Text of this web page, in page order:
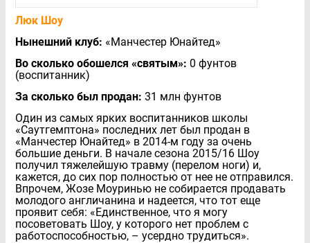
Люк Шоу
Нынешний клуб: «Манчестер Юнайтед»
Во сколько обошелся «святым»: 0 фунтов
(воспитанник)
За сколько был продан: 31 млн фунтов
Один из самых ярких воспитанников школы
«Саутгемптона» последних лет был продан в
«Манчестер Юнайтед» в 2014-м году за очень
большие деньги. В начале сезона 2015/16 Шоу
получил тяжелейшую травму (перелом ноги) и,
кажется, до сих пор полностью от нее не отправился.
Впрочем, Жозе Моуринью не собирается продавать
молодого англичанина и надеется, что тот еще
проявит себя: «Единственное, что я могу
посоветовать Шоу, у которого нет проблем с
работоспособностью, – усердно трудиться».